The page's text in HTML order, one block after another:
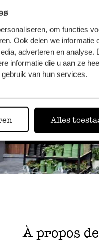
om functies
Ook delen we informatie
adverteren en analyse.
informatie die u aan ze
van hun services.
Alles
Toujours
À propos